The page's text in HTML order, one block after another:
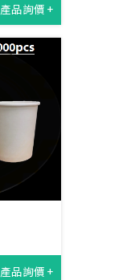
產品詢價 +
產品詢價 +